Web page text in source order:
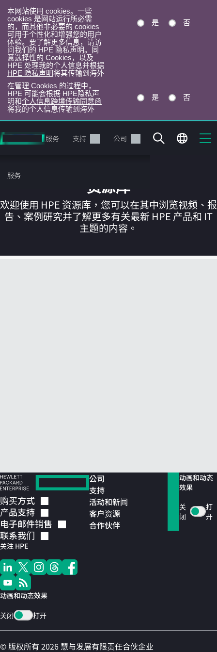
本网站使用 cookies。一些
cookies 是网站运行所必需
的，而其他非必要的 cookies
可用于个性化和增强您的用户
体验。要了解更多信息，请访
问我们的 HPE 隐私声明。同
意选择性的 Cookies，以及
HPE 处理我的个人信息并根据
HPE 隐私声明将其传输到海外
是 否
在管理 Cookies 的过程中，
HPE 可能会根据 HPE隐私声
明和个人信息跨境传输同意函
将我的个人信息传输到海外
是 否
转
到
目
录
服务 支持 公司
服务
您的购物车目前是空的
资源库
欢迎使用 HPE 资源库，您可以在其中浏览视频、报
告、案例研究并了解更多有关最新 HPE 产品和 IT
主题的内容。
购买方式
产品支持
电子邮件销售
联系我们
关注 HPE
动画和动态效果
关闭 打开
公司
支持
活动和新闻
客户资源
合作伙伴
动画和动态
效果
关
闭
打
开
© 版权所有 2026 慧与发展有限责任合伙企业